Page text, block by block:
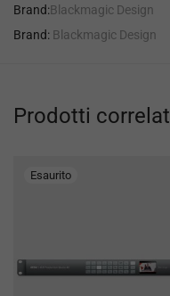
Brand:Blackmagic Design
Brand: Blackmagic Design
Prodotti